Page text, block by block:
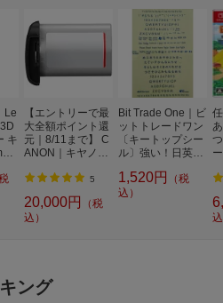
Le
キ
【エントリーで最
大全額ポイント還
元｜8/11まで】 C
ANON｜キヤノン
ク LP-E19[LPE1
5
20,000円
（税
込）
Bit Trade One｜ビ
ットトレードワン
〔キートップシー
ル〕強い！日英対
プシールセット ブ
ルー DYKTSBL
1,520円
（税
込）
ング